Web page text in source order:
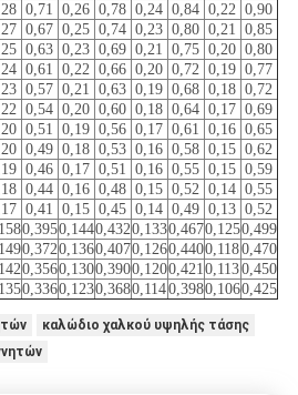
0,71 0,26 0,78 0,24 0,84 0,22 0,90
0,67 0,25 0,74 0,23 0,80 0,21
0,85
0,63 0,23 0,69 0,21 0,75 0,20 0,80
0,61 0,22 0,66 0,20 0,72 0,19 0,77
0,57 0,21 0,63 0,19 0,68 0,18 0,72
0,54 0,20 0,60 0,18 0,64 0,17 0,69
0,51 0,19 0,56 0,17 0,61 0,16 0,65
0,49 0,18 0,53 0,16 0,58 0,15 0,62
0,46 0,17 0,51 0,16 0,55 0,15 0,59
0,44 0,16 0,48 0,15 0,52 0,14 0,55
0,41 0,15 0,45 0,14 0,49 0,13 0,52
0,3950,1440,4320,1330,4670,1250,499
0,3720,1360,4070,1260,4400,1180,470
0,3560,1300,3900,1200,4210,1130,450
0,3360,1230,3680,1140,3980,1060,425
καλώδιο χαλκού υψηλής τάσης